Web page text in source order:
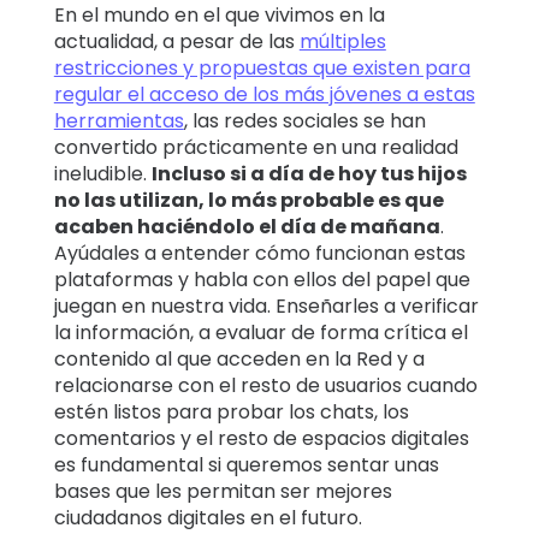
En el mundo en el que vivimos en la
actualidad, a pesar de las múltiples
restricciones y propuestas que existen para
regular el acceso de los más jóvenes a estas
herramientas, las redes sociales se han
convertido prácticamente en una realidad
ineludible. Incluso si a día de hoy tus hijos
no las utilizan, lo más probable es que
acaben haciéndolo el día de mañana.
Ayúdales a entender cómo funcionan estas
plataformas y habla con ellos del papel que
juegan en nuestra vida. Enseñarles a verificar
la información, a evaluar de forma crítica el
contenido al que acceden en la Red y a
relacionarse con el resto de usuarios cuando
estén listos para probar los chats, los
comentarios y el resto de espacios digitales
es fundamental si queremos sentar unas
bases que les permitan ser mejores
ciudadanos digitales en el futuro.